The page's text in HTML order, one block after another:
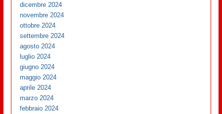
dicembre 2024
novembre 2024
ottobre 2024
settembre 2024
agosto 2024
luglio 2024
giugno 2024
maggio 2024
aprile 2024
marzo 2024
febbraio 2024